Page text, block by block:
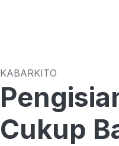
KABARKITO
Cukup